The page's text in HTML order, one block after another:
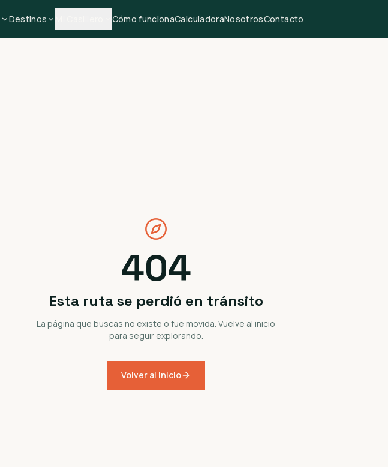
Destinos Cómo funcionaCalculadoraNosotrosContacto
404
Esta ruta se perdió en tránsito
La página que buscas no existe o fue movida. Vuelve al inicio
para seguir explorando.
Volver al inicio